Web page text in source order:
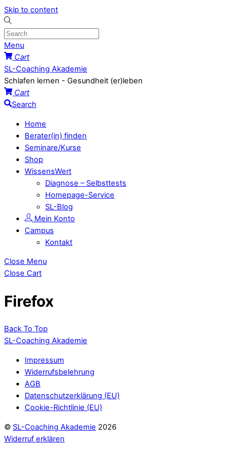
Skip to content
Menu
Cart
SL-Coaching Akademie
Schlafen lernen - Gesundheit (er)leben
Cart
Search
Home
Berater(in) finden
Seminare/Kurse
Shop
WissensWert
Diagnose – Selbsttests
Homepage-Service
SL-Blog
Mein Konto
Campus
Kontakt
Close Menu
Close Cart
Firefox
Back To Top
SL-Coaching Akademie
Impressum
Widerrufsbelehrung
AGB
Datenschutzerklärung (EU)
Cookie-Richtlinie (EU)
© SL-Coaching Akademie 2026
Widerruf erklären